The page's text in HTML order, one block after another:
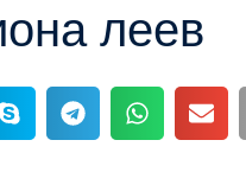
леев